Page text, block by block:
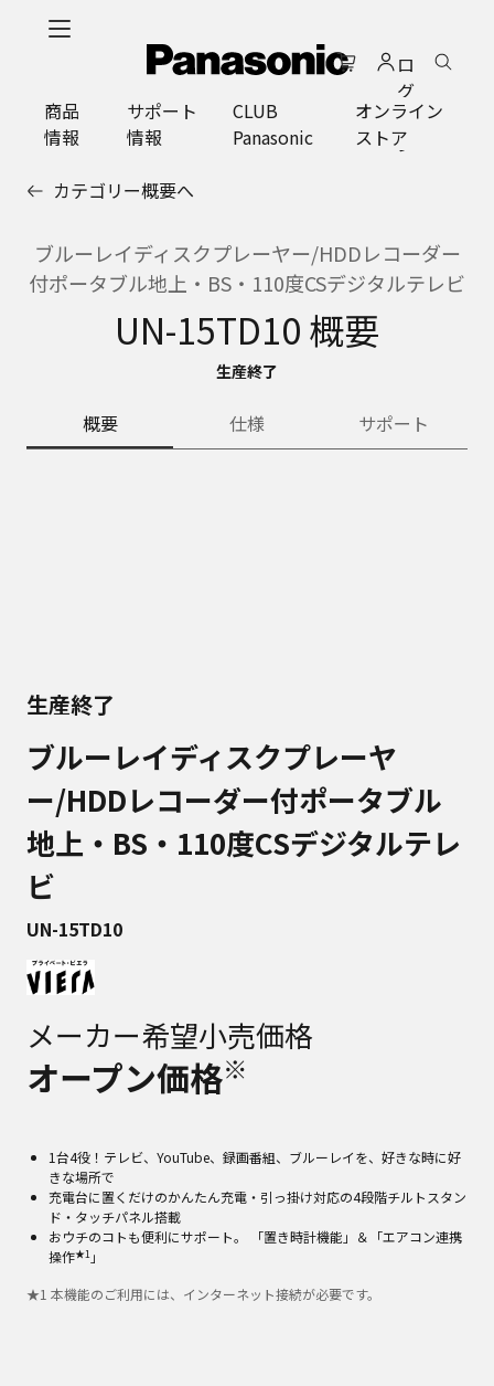
ロ
グ
イ
ン
商品
情報
サポート
情報
CLUB
Panasonic
オンライン
ストア
カテゴリー概要へ
ブルーレイディスクプレーヤー/HDDレコーダー
付ポータブル地上・BS・110度CSデジタルテレビ
UN-15TD10 概要
生産終了
概要 仕様 サポート
生産終了
ブルーレイディスクプレーヤ
ー/HDDレコーダー付ポータブル
地上・BS・110度CSデジタルテレ
ビ
UN-15TD10
メーカー希望小売価格
オープン価格※
1台4役！テレビ、YouTube、録画番組、ブルーレイを、好きな時に好
きな場所で
充電台に置くだけのかんたん充電・引っ掛け対応の4段階チルトスタン
ド・タッチパネル搭載
おウチのコトも便利にサポート。 「置き時計機能」＆「エアコン連携
操作★1 」
★1 本機能のご利用には、インターネット接続が必要です。